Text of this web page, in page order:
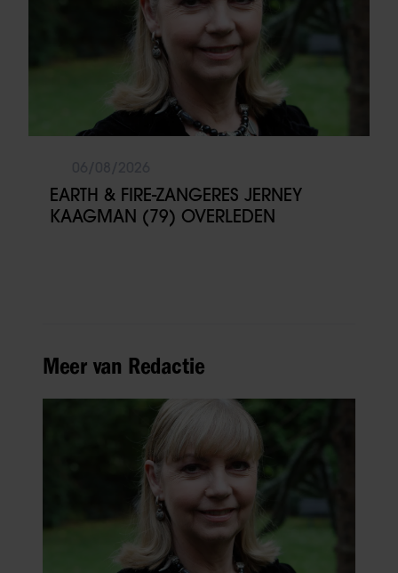
EARTH & FIRE-ZANGERES JERNEY
KAAGMAN (79) OVERLEDEN
Meer van Redactie